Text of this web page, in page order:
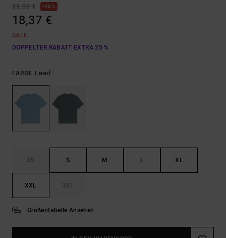
35,00 €
48%
18,37 €
SALE
DOPPELTER RABATT EXTRA 25 %
FARBE Lead
XS S M L XL
XXL 3XL
Größentabelle Ansehen